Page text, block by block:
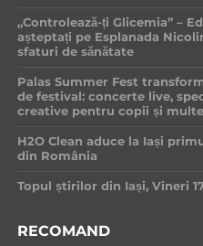
„Controlează-ți Glicemia” –
așteptați pe Esplanada
sfaturi de sănătate
Palas Summer Fest
de festival: concerte live,
creative pentru copii și
H2O Clean aduce la Iași
din România
Topul știrilor din Iași, Vineri
RECOMAND